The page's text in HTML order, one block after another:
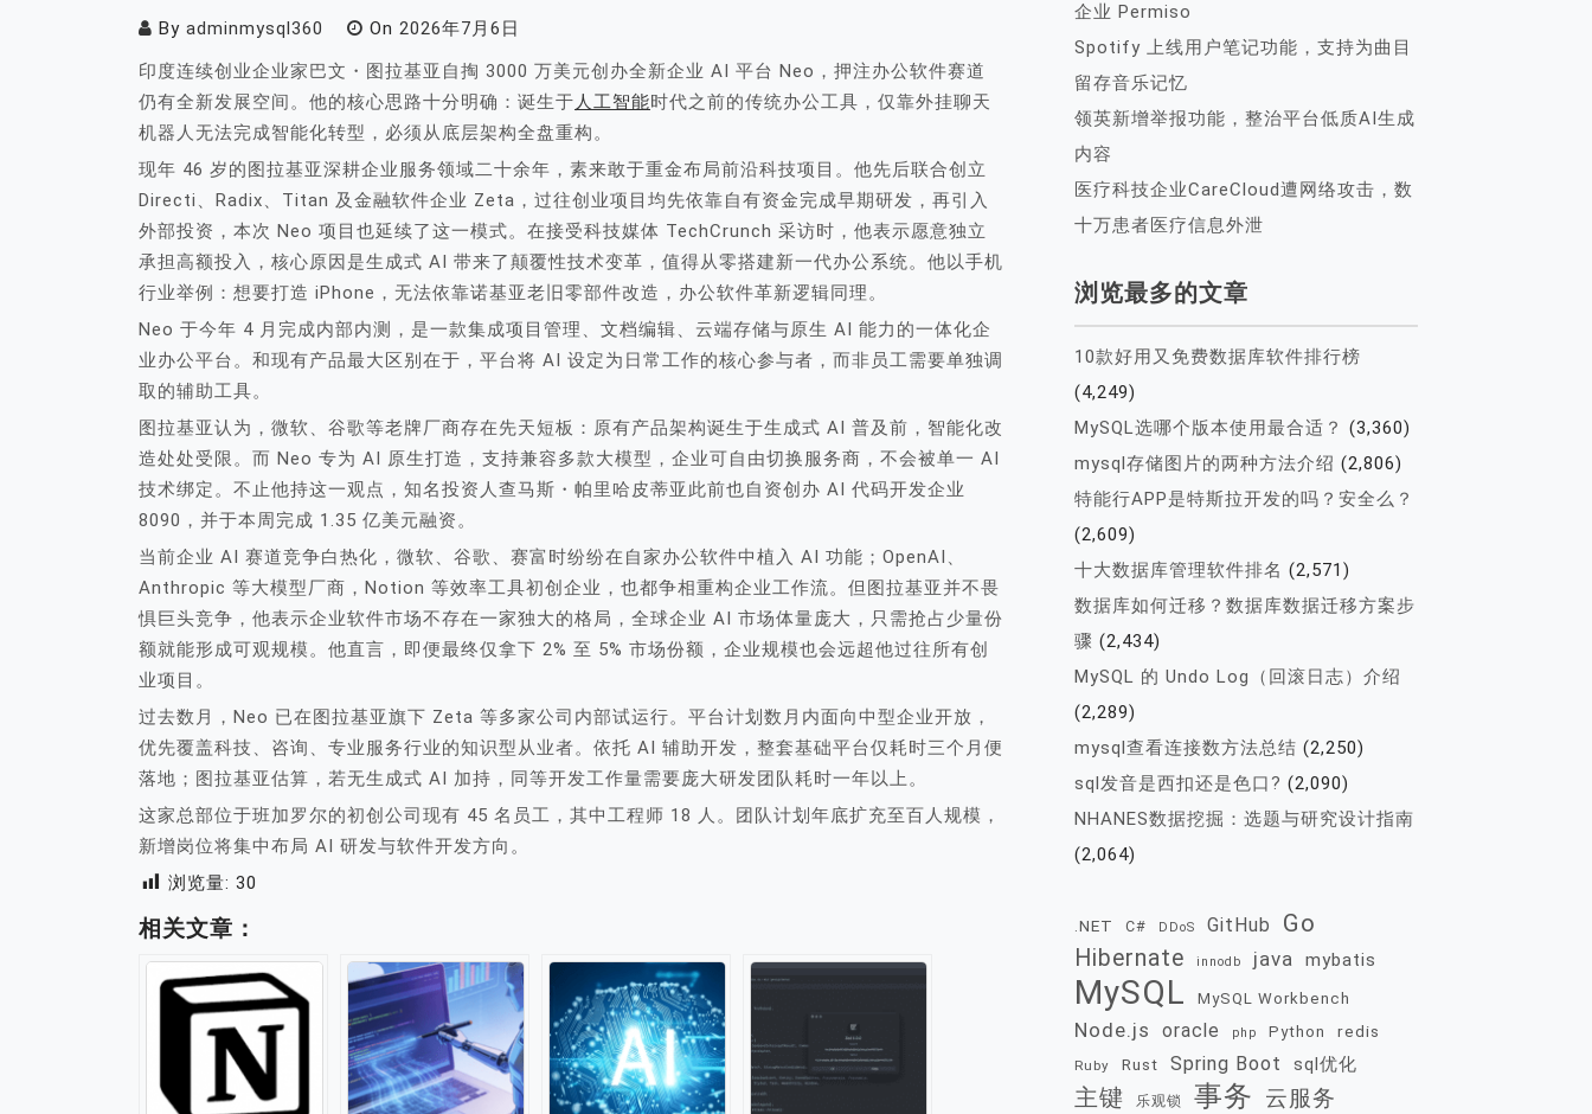
By adminmysql360 On 2026年7月6日
印度连续创业企业家巴文・图拉基亚自掏 3000 万美元创办全新企业 AI 平台 Neo，押注办公软件赛道
仍有全新发展空间。他的核心思路十分明确：诞生于人工智能时代之前的传统办公工具，仅靠外挂聊天
机器人无法完成智能化转型，必须从底层架构全盘重构。
现年 46 岁的图拉基亚深耕企业服务领域二十余年，素来敢于重金布局前沿科技项目。他先后联合创立
Directi、Radix、Titan 及金融软件企业 Zeta，过往创业项目均先依靠自有资金完成早期研发，再引入
外部投资，本次 Neo 项目也延续了这一模式。在接受科技媒体 TechCrunch 采访时，他表示愿意独立
承担高额投入，核心原因是生成式 AI 带来了颠覆性技术变革，值得从零搭建新一代办公系统。他以手机
行业举例：想要打造 iPhone，无法依靠诺基亚老旧零部件改造，办公软件革新逻辑同理。
Neo 于今年 4 月完成内部内测，是一款集成项目管理、文档编辑、云端存储与原生 AI 能力的一体化企
业办公平台。和现有产品最大区别在于，平台将 AI 设定为日常工作的核心参与者，而非员工需要单独调
取的辅助工具。
图拉基亚认为，微软、谷歌等老牌厂商存在先天短板：原有产品架构诞生于生成式 AI 普及前，智能化改
造处处受限。而 Neo 专为 AI 原生打造，支持兼容多款大模型，企业可自由切换服务商，不会被单一 AI
技术绑定。不止他持这一观点，知名投资人查马斯・帕里哈皮蒂亚此前也自资创办 AI 代码开发企业
8090，并于本周完成 1.35 亿美元融资。
当前企业 AI 赛道竞争白热化，微软、谷歌、赛富时纷纷在自家办公软件中植入 AI 功能；OpenAI、
Anthropic 等大模型厂商，Notion 等效率工具初创企业，也都争相重构企业工作流。但图拉基亚并不畏
惧巨头竞争，他表示企业软件市场不存在一家独大的格局，全球企业 AI 市场体量庞大，只需抢占少量份
额就能形成可观规模。他直言，即便最终仅拿下 2% 至 5% 市场份额，企业规模也会远超他过往所有创
业项目。
过去数月，Neo 已在图拉基亚旗下 Zeta 等多家公司内部试运行。平台计划数月内面向中型企业开放，
优先覆盖科技、咨询、专业服务行业的知识型从业者。依托 AI 辅助开发，整套基础平台仅耗时三个月便
落地；图拉基亚估算，若无生成式 AI 加持，同等开发工作量需要庞大研发团队耗时一年以上。
这家总部位于班加罗尔的初创公司现有 45 名员工，其中工程师 18 人。团队计划年底扩充至百人规模，
新增岗位将集中布局 AI 研发与软件开发方向。
浏览量: 30
相关文章：
企业 Permiso
Spotify 上线用户笔记功能，支持为曲目
留存音乐记忆
领英新增举报功能，整治平台低质AI生成
内容
医疗科技企业CareCloud遭网络攻击，数
十万患者医疗信息外泄
浏览最多的文章
10款好用又免费数据库软件排行榜
(4,249)
MySQL选哪个版本使用最合适？ (3,360)
mysql存储图片的两种方法介绍 (2,806)
特能行APP是特斯拉开发的吗？安全么？
(2,609)
十大数据库管理软件排名 (2,571)
数据库如何迁移？数据库数据迁移方案步
骤 (2,434)
MySQL 的 Undo Log（回滚日志）介绍
(2,289)
mysql查看连接数方法总结 (2,250)
sql发音是西扣还是色口? (2,090)
NHANES数据挖掘：选题与研究设计指南
(2,064)
.NET C# DDoS GitHub Go
Hibernate innodb java mybatis
MySQL MySQL Workbench
Node.js oracle php Python redis
Ruby Rust Spring Boot sql优化
主键 乐观锁 事务 云服务